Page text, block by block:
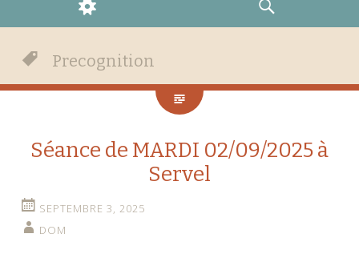
WIDGETS
RECHERCHE
Precognition
Séance de MARDI 02/09/2025 à
Servel
SEPTEMBRE 3, 2025
DOM